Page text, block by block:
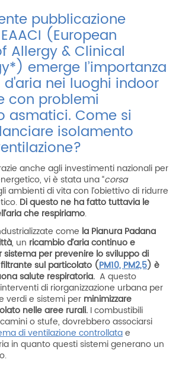
pubblicazione
(European
Allergy & Clinical
emerge l’importanza
nei luoghi indoor
con problemi
asmatici. Come si
isolamento
anche agli investimenti nazionali per
vi è stata una “corsa
ambienti di vita con l’obiettivo di ridurre
Di questo ne ha fatto tuttavia le
che respiriamo.
come la Pianura Padana
, un ricambio d’aria continuo e
sistema per prevenire lo sviluppo di
filtrante sul particolato (PM10, PM2,5) è
salute respiratoria.A questo
di riorganizzazione urbana per
verdi e sistemi per minimizzare
nelle aree rurali.I combustibili
o stufe, dovrebbero associarsi
di ventilazione controllatae
in quanto questi sistemi generano un